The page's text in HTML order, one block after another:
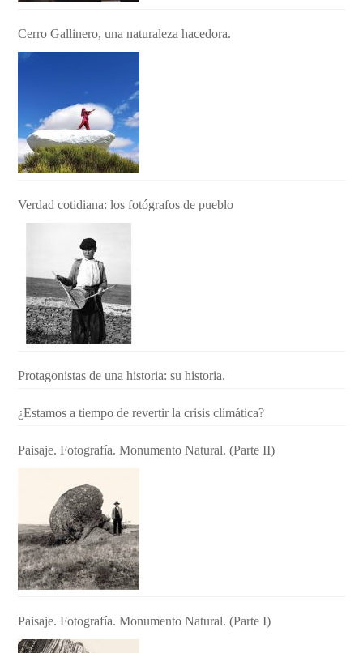
Cerro Gallinero, una naturaleza hacedora.
Verdad cotidiana: los fotógrafos de pueblo
Protagonistas de una historia: su historia.
¿Estamos a tiempo de revertir la crisis climática?
Paisaje. Fotografía. Monumento Natural. (Parte II)
Paisaje. Fotografía. Monumento Natural. (Parte I)